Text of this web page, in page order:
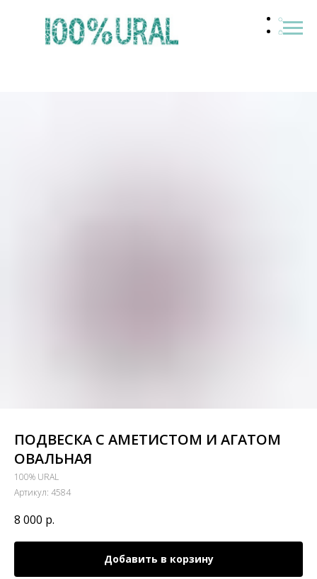
ПОДВЕСКА С АМЕТИСТОМ И АГАТОМ
ОВАЛЬНАЯ
100% URAL
Артикул: 4584
8 000 р.
Добавить в корзину